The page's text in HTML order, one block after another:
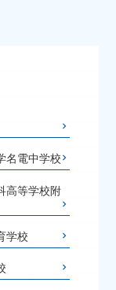
名電中学校
高等学校附
学校